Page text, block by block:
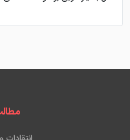
دبی اشاره نمود. این هتل
پرشین هتل برای تور